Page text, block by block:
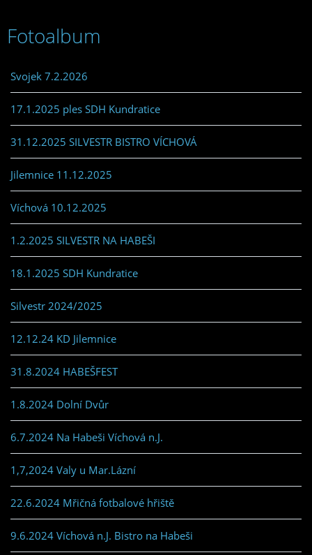
Fotoalbum
Svojek 7.2.2026
17.1.2025 ples SDH Kundratice
31.12.2025 SILVESTR BISTRO VÍCHOVÁ
Jilemnice 11.12.2025
Víchová 10.12.2025
1.2.2025 SILVESTR NA HABEŠI
18.1.2025 SDH Kundratice
Silvestr 2024/2025
12.12.24 KD Jilemnice
31.8.2024 HABEŠFEST
1.8.2024 Dolní Dvůr
6.7.2024 Na Habeši Víchová n.J.
1,7,2024 Valy u Mar.Lázní
22.6.2024 Mřičná fotbalové hřiště
9.6.2024 Víchová n.J. Bistro na Habeši